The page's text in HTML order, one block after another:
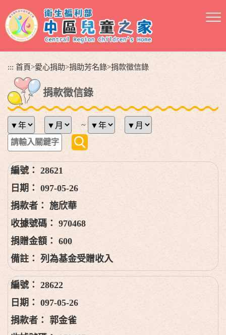
到
主
::: 首頁>愛心捐助>捐助芳名錄>捐款徵信錄
捐款徵信錄
~
28621
097-05-26
施欣華
970468
600
列為基金受贈收入
28622
097-05-26
郭金雀